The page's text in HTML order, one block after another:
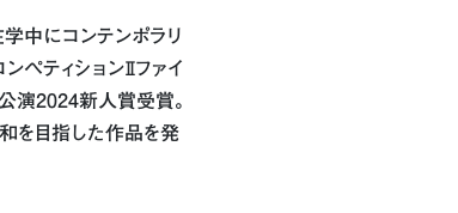
中にコンテンポラリ
ペティションⅡファイ
演2024新人賞受賞。
を目指した作品を発